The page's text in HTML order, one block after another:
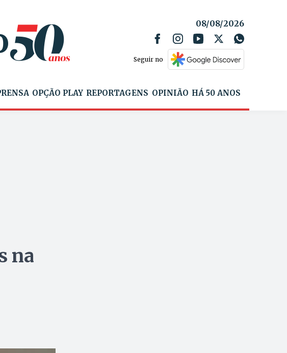
08/08/2026
Seguir no
OPÇÃO PLAY REPORTAGENS OPINIÃO HÁ 50 ANOS
na